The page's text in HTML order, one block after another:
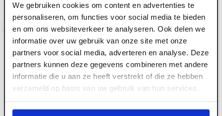
We gebruiken cookies om content en advertenties te
personaliseren, om functies voor social media te bieden
en om ons websiteverkeer te analyseren. Ook delen we
informatie over uw gebruik van onze site met onze
partners voor social media, adverteren en analyse. Deze
partners kunnen deze gegevens combineren met andere
informatie die u aan ze heeft verstrekt of die ze hebben
verzameld op basis van uw gebruik van hun services.
Voorraad: 800+
Log in voor prijzen Log in voor prijzen